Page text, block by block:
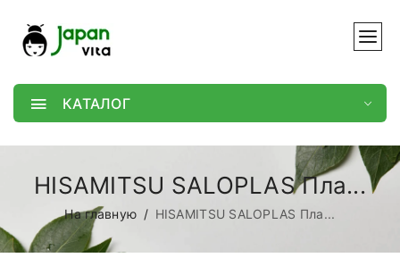
КАТАЛОГ
HISAMITSU SALOPLAS Пла...
На главную HISAMITSU SALOPLAS Пла...